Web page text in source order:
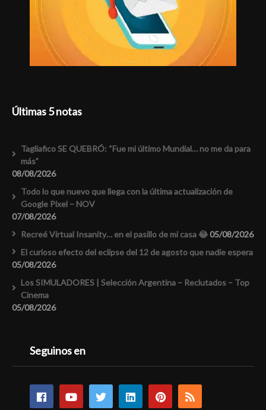
Últimas 5 notas
Tagliafico SE QUEBRÓ: “Fue mi último Mundial… no me da para
más”
08/08/2026
Todo lo que nuevo que llega con la última actualización de
Google Pixel – NOV
07/08/2026
Recreé Virtual Insanity… en el pasillo de mi casa 😂05/08/2026
El curioso efecto del eclipse del 12 de agosto que nadie espera
05/08/2026
Los SIMULADORES | Selección Argentina – Reclutados – Top
Cinema
05/08/2026
Seguinos en